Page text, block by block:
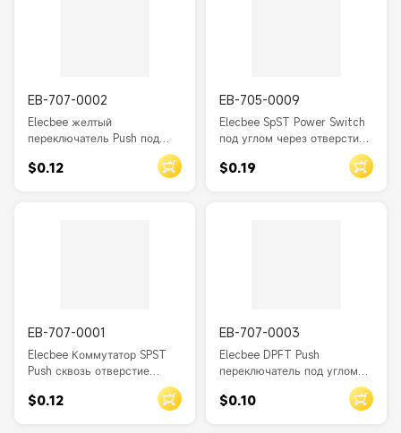
EB-707-0002
Elecbee желтый
переключатель Push под
Двойной полюс двойной
$0.12
EB-705-0009
Elecbee SpST Power Switch
под углом через отверстие
Медь SW-3-3
$0.19
EB-707-0001
Elecbee Коммутатор SPST
Push сквозь отверстие
переключатель SMT PS-
$0.12
EB-707-0003
Elecbee DPFT Push
переключатель под углом
0.3A 8P Красный PS-22F03
$0.10